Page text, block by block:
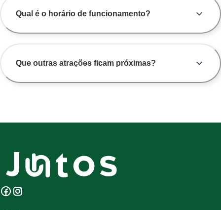
Qual é o horário de funcionamento?
Que outras atrações ficam próximas?